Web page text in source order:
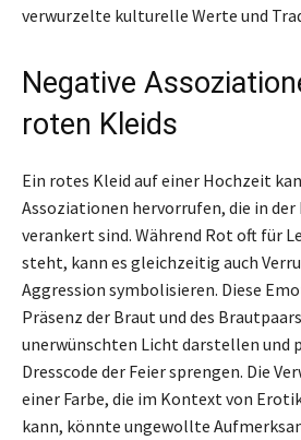
verwurzelte kulturelle Werte und
Negative
roten Kleids
Ein rotes Kleid auf einer Hochzeit
Assoziationen hervorrufen, die in der
verankert sind. Während Rot oft für
steht, kann es gleichzeitig auch
Aggression symbolisieren. Diese
Präsenz der Braut und des
unerwünschten Licht darstellen und
Dresscode der Feier sprengen. Die
einer Farbe, die im Kontext von
kann, könnte ungewollte